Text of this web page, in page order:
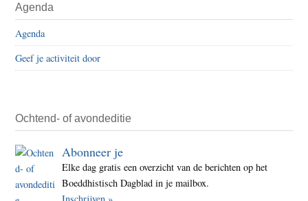
Agenda
Agenda
Geef je activiteit door
Ochtend- of avondeditie
Abonneer je
Elke dag gratis een overzicht van de berichten op het
Boeddhistisch Dagblad in je mailbox.
Inschrijven »